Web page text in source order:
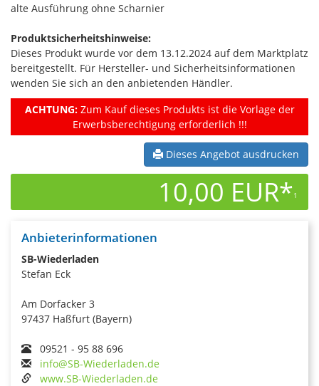
alte Ausführung ohne Scharnier
Produktsicherheitshinweise:
Dieses Produkt wurde vor dem 13.12.2024 auf dem Marktplatz
bereitgestellt. Für Hersteller- und Sicherheitsinformationen
wenden Sie sich an den anbietenden Händler.
ACHTUNG:Zum Kauf dieses Produkts ist die Vorlage der
Erwerbsberechtigung erforderlich !!!
Dieses Angebot ausdrucken
10,00 EUR*1
Anbieterinformationen
SB-Wiederladen
Stefan Eck
Am Dorfacker 3
97437 Haßfurt (Bayern)
09521 - 95 88 696
info@SB-Wiederladen.de
www.SB-Wiederladen.de